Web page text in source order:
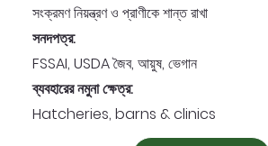
সংক্রমণ নিয়ন্ত্রণ ও প্রাণীকে শান্ত রাখা
সনদপত্র:
FSSAI, USDA জৈব, আয়ুষ, ভেগান
ব্যবহারের নমুনা ক্ষেত্র:
Hatcheries, barns & clinics